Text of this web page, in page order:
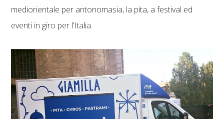
mediorientale per antonomasia, la pita, a festival ed
eventi in giro per l’Italia.